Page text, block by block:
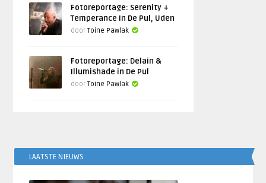
Fotoreportage: Serenity +
Temperance in De Pul, Uden
doorToine Pawlak
Fotoreportage: Delain &
Illumishade in De Pul
doorToine Pawlak
LAATSTE NIEUWS